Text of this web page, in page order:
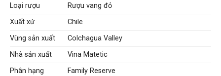
Loại rượu
Rượu vang đỏ
Xuất xứ
Chile
Vùng sản xuất
Colchagua Valley
Nhà sản xuất
Vina Matetic
Phân hạng
Family Reserve